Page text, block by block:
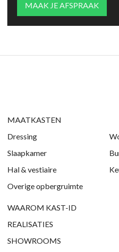
MAAK JE AFSPRAAK
MAATKASTEN
Dressing
Slaapkamer
Hal & vestiaire
Overige opbergruimte
WAAROM KAST-ID
REALISATIES
SHOWROOMS